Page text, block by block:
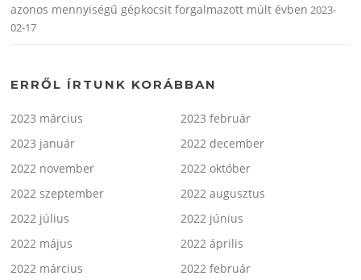
azonos mennyiségű gépkocsit forgalmazott múlt évben 2023-
02-17
ERRŐL ÍRTUNK KORÁBBAN
2023 március
2023 február
2023 január
2022 december
2022 november
2022 október
2022 szeptember
2022 augusztus
2022 július
2022 június
2022 május
2022 április
2022 március
2022 február